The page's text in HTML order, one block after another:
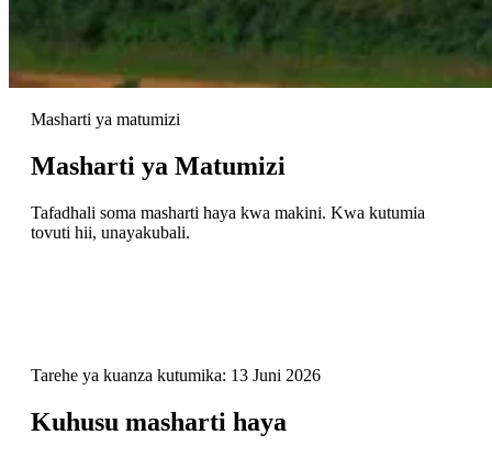
Masharti ya matumizi
Masharti ya Matumizi
Tafadhali soma masharti haya kwa makini. Kwa kutumia
tovuti hii, unayakubali.
Tarehe ya kuanza kutumika: 13 Juni 2026
Kuhusu masharti haya